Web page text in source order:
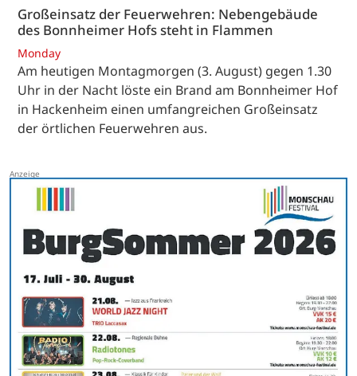
Großeinsatz der Feuerwehren: Nebengebäude
des Bonnheimer Hofs steht in Flammen
Monday
Am heutigen Montagmorgen (3. August) gegen 1.30
Uhr in der Nacht löste ein Brand am Bonnheimer Hof
in Hackenheim einen umfangreichen Großeinsatz
der örtlichen Feuerwehren aus.